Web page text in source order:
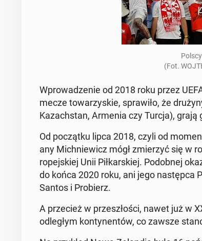
(Fot.
Wprowadze­nie od 2018 roku przez
mecze to­warzyskie, spraw­iło, że
Kazach­stan, Armenia czy Turcja), grają
Od początku lipca 2018, czyli od
any Mich­niewicz mógł zmierzyć się w
rope­jskiej Unii Piłkarskiej. Podob­nej
do końca 2020 roku, ani jego następ­ca
Santos i Pro­bierz.
A prze­cież w przeszłoś­ci, nawet już w
odległym kon­ty­nen­tów, co zawsze